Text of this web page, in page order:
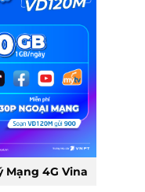
Mạng 4G Vina